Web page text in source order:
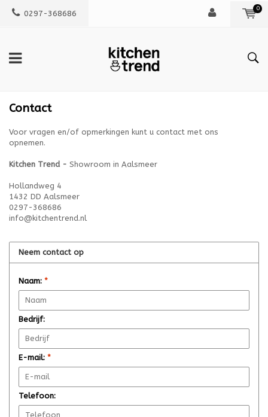
0297-368686
0
Contact
Voor vragen en/of opmerkingen kunt u contact met ons
opnemen.
Kitchen Trend - Showroom in Aalsmeer
Hollandweg 4
1432 DD Aalsmeer
0297-368686
info@kitchentrend.nl
Neem contact op
Naam: *
Bedrijf:
E-mail: *
Telefoon: